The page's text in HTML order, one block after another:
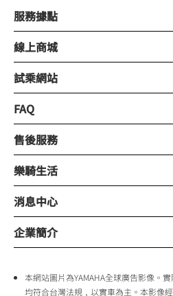
服務據點
線上商城
試乘網站
FAQ
售後服務
樂騎生活
消息中心
企業簡介
本網站圖片為YAMAHA全球廣告影像。
均符合台灣法規，以實車為主。本影像